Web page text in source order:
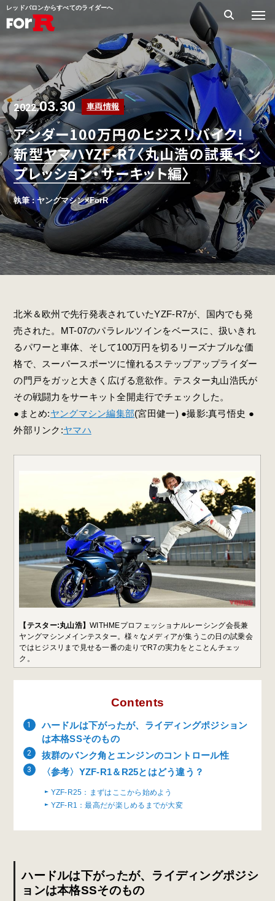
レッドバロンからすべてのライダーへ
2022.03.30 車両情報
アンダー100万円のヒジスリバイク!
新型ヤマハYZF-R7〈丸山浩の試乗イン
プレッション・サーキット編〉
執筆 : ヤングマシン×ForR
北米＆欧州で先行発表されていたYZF-R7が、国内でも発
売された。MT-07のパラレルツインをベースに、扱いきれ
るパワーと車体、そして100万円を切るリーズナブルな価
格で、スーパースポーツに憧れるステップアップライダー
の門戸をガッと大きく広げる意欲作。テスター丸山浩氏が
その戦闘力をサーキット全開走行でチェックした。
●まとめ:ヤングマシン編集部(宮田健一) ●撮影:真弓悟史 ●
外部リンク:ヤマハ
【テスター:丸山浩】WITHMEプロフェッショナルレーシング会長兼
ヤングマシンメインテスター。様々なメディアが集うこの日の試乗会
ではヒジスリまで見せる一番の走りでR7の実力をとことんチェッ
ク。
Contents
ハードルは下がったが、ライディングポジション
は本格SSそのもの
抜群のバンク角とエンジンのコントロール性
〈参考〉YZF-R1＆R25とはどう違う？
YZF-R25：まずはここから始めよう
YZF-R1：最高だが楽しめるまでが大変
ハードルは下がったが、ライディングポジシ
ョンは本格SSそのもの